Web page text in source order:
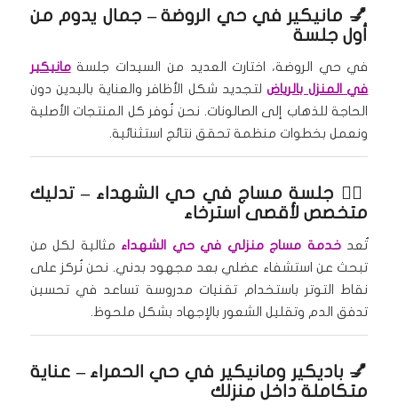
💅 مانيكير في حي الروضة– جمال يدوم من
أول جلسة
في حي الروضة، اختارت العديد من السيدات جلسةمانيكير
في المنزل بالرياضلتجديد شكل الأظافر والعناية باليدين دون
الحاجة للذهاب إلى الصالونات. نحن نُوفر كل المنتجات الأصلية
ونعمل بخطوات منظمة تحقق نتائج استثنائية.
🧖‍♀️ جلسة مساج في حي الشهداء – تدليك
متخصص لأقصى استرخاء
تُعدخدمة مساج منزلي في حي الشهداء مثالية لكل من
تبحث عن استشفاء عضلي بعد مجهود بدني. نحن نُركز على
نقاط التوتر باستخدام تقنيات مدروسة تساعد في تحسين
تدفق الدم وتقليل الشعور بالإجهاد بشكل ملحوظ.
💅 باديكير ومانيكير في حي الحمراء – عناية
متكاملة داخل منزلك